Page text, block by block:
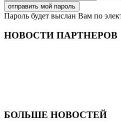
Пароль будет выслан Вам по
НОВОСТИ ПАРТНЕРОВ
БОЛЬШЕ НОВОСТЕЙ